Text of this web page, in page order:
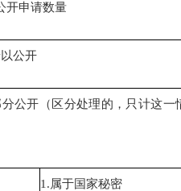
开申请数量
以公开
分公开（区分处理的，只计这一
1.属于国家秘密